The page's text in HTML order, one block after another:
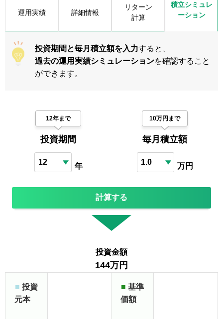
運用実績 詳細情報
リターン
計算
積立シミュレ
ーション
投資期間と毎月積立額を入力すると、
過去の運用実績シミュレーションを確認すること
ができます。
投資期間
12年まで
年
毎月積立額
10万円まで
万円
計算する
投資金額
144万円
■ 投資
元本
■ 基準
価額